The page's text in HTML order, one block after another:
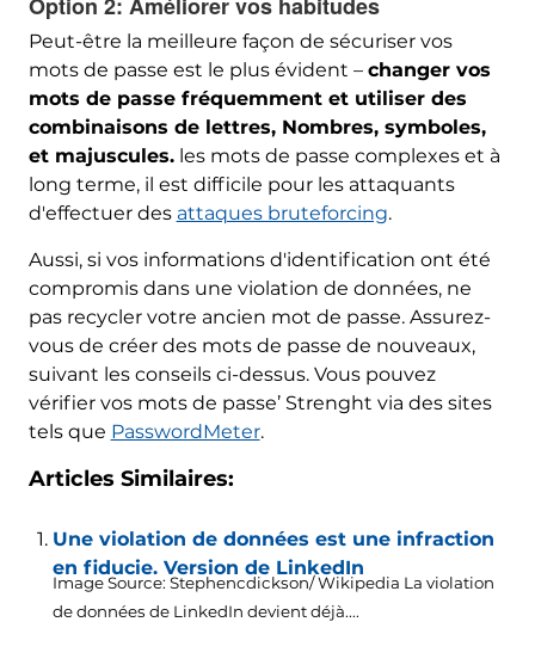
Option 2: Améliorer vos habitudes
Peut-être la meilleure façon de sécuriser vos
mots de passe est le plus évident – changer vos
mots de passe fréquemment et utiliser des
combinaisons de lettres, Nombres, symboles,
et majuscules.les mots de passe complexes et à
long terme, il est difficile pour les attaquants
d'effectuer des attaques bruteforcing.
Aussi, si vos informations d'identification ont été
compromis dans une violation de données, ne
pas recycler votre ancien mot de passe. Assurez-
vous de créer des mots de passe de nouveaux,
suivant les conseils ci-dessus. Vous pouvez
vérifier vos mots de passe’ Strenght via des sites
tels que PasswordMeter.
Articles Similaires:
Une violation de données est une infraction
en fiducie. Version de LinkedIn
Image Source: Stephencdickson/ Wikipedia La violation
de données de LinkedIn devient déjà....